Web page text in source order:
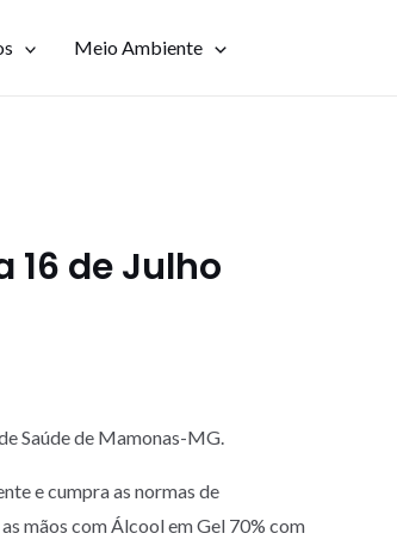
Meio Ambiente
de Julho
Saúde de Mamonas-MG.
e cumpra as normas de
mãos com Álcool em Gel 70% com